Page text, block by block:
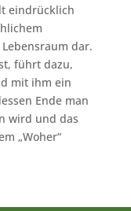
eindrücklich
dar.
führt dazu,
mit ihm ein
Ende man
wird und das
„Woher“